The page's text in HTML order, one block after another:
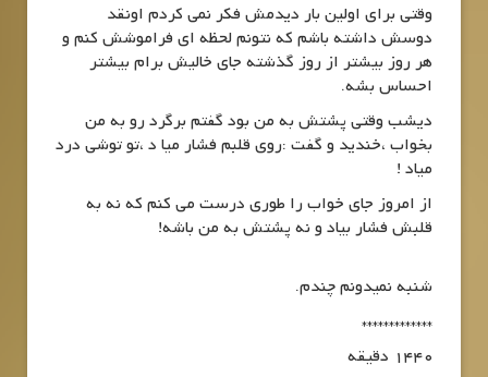
وقتی برای اولین بار دیدمش فکر نمی کردم اونقد
دوسش داشته باشم که نتونم لحظه ای فراموشش کنم و
هر روز بیشتر از روز گذشته جای خالیش برام بیشتر
احساس بشه.
دیشب وقتی پشتش به من بود گفتم برگرد رو به من
بخواب ،خندید و گفت :روی قلبم فشار میا د ،تو توشی درد
میاد !
از امروز جای خواب را طوری درست می کنم که نه به
قلبش فشار بیاد و نه پشتش به من باشه!
شنبه نمیدونم چندم.
*************
1440 دقیقه